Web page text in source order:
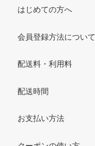
はじめての方へ
会員登録方法について
配送料・利用料
配送時間
お支払い方法